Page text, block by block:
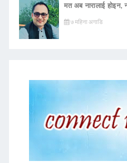
मत अब नारालाई होइन,
७ महिना अगाडि